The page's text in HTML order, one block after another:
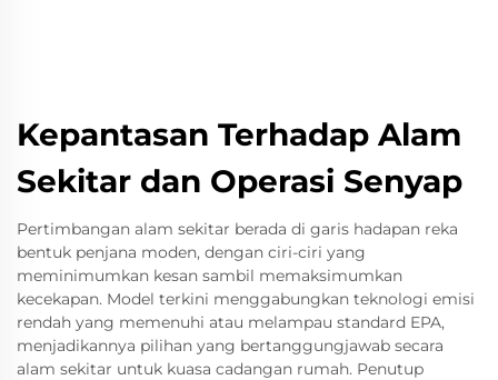
Kepantasan Terhadap Alam
Sekitar dan Operasi Senyap
Pertimbangan alam sekitar berada di garis hadapan reka
bentuk penjana moden, dengan ciri-ciri yang
meminimumkan kesan sambil memaksimumkan
kecekapan. Model terkini menggabungkan teknologi emisi
rendah yang memenuhi atau melampau standard EPA,
menjadikannya pilihan yang bertanggungjawab secara
alam sekitar untuk kuasa cadangan rumah. Penutup